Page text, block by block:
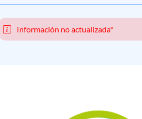
Información no actualizada*